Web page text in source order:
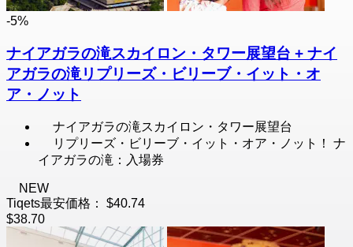
-5%
ナイアガラの滝スカイロン・タワー展望台 + ナイ
アガラの滝リプリーズ・ビリーブ・イット・オ
ア・ノット
ナイアガラの滝スカイロン・タワー展望台
リプリーズ・ビリーブ・イット・オア・ノット！ ナ
イアガラの滝：入場券
NEW
Tiqets最安価格：
$40.74
$38.70